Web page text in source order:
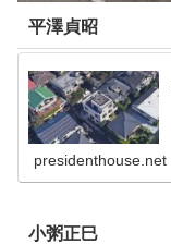
平澤貞昭
presidenthouse.net
小粥正巳